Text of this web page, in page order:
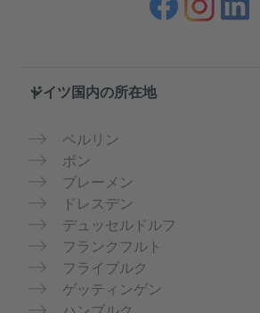
Service- und
ドイツ国内の所在地
ベルリン
ボン
ブレーメン
ドレスデン
デュッセルドルフ
フランクフルト
フライブルク
ゲッティンゲン